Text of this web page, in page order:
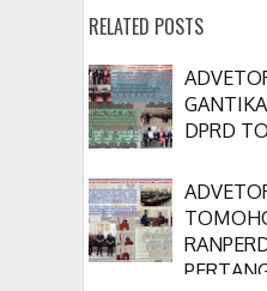
RELATED POSTS
DPRD